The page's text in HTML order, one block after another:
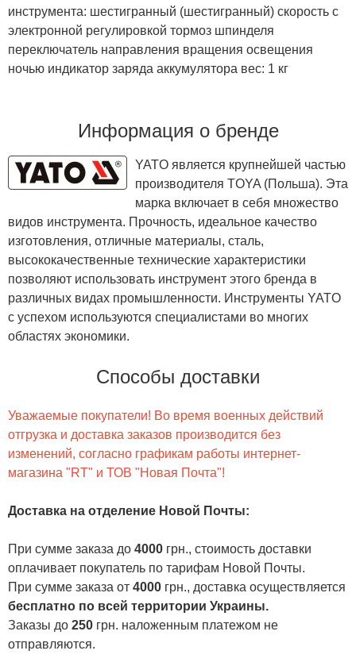
инструмента: шестигранный (шестигранный) скорость с
электронной регулировкой тормоз шпинделя
переключатель направления вращения освещения
ночью индикатор заряда аккумулятора вес: 1 кг
Информация о бренде
YATO является крупнейшей частью
производителя TOYA (Польша). Эта
марка включает в себя множество
видов инструмента. Прочность, идеальное качество
изготовления, отличные материалы, сталь,
высококачественные технические характеристики
позволяют использовать инструмент этого бренда в
различных видах промышленности. Инструменты YATO
с успехом используются специалистами во многих
областях экономики.
Способы доставки
Уважаемые покупатели! Во время военных действий
отгрузка и доставка заказов производится без
изменений, согласно графикам работы интернет-
магазина "RT" и ТОВ "Новая Почта"!
Доставка на отделение Новой Почты:
При сумме заказа до 4000 грн., стоимость доставки
оплачивает покупатель по тарифам Новой Почты.
При сумме заказа от 4000 грн., доставка осуществляется
бесплатно по всей территории Украины.
Заказы до 250 грн. наложенным платежом не
отправляются.